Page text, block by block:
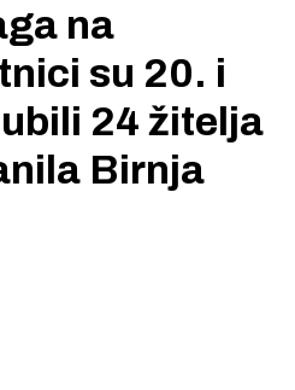
na
su 20. i
24 žitelja
Birnja